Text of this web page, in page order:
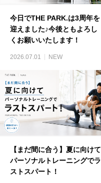
今日でTHE PARK.は3周年を
迎えました♪今後ともよろし
くお願いいたします！
2026.07.01 NEW
【まだ間に合う】夏に向けて
パーソナルトレーニングでラ
ストスパート！